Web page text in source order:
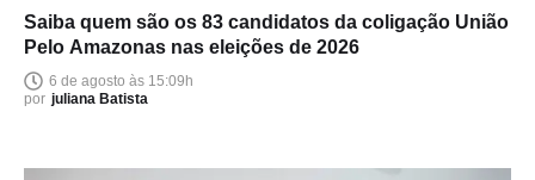
Saiba quem são os 83 candidatos da coligação União
Pelo Amazonas nas eleições de 2026
6 de agosto às 15:09h
por juliana Batista